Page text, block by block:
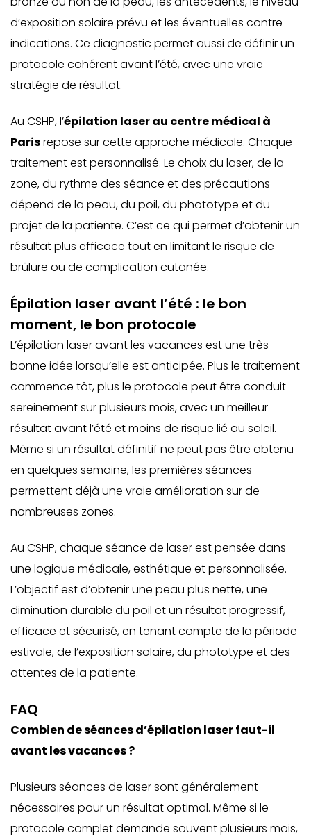
d’exposition solaire prévu et les éventuelles contre-
indications. Ce diagnostic permet aussi de définir un
protocole cohérent avant l’été, avec une vraie
stratégie de résultat.
Au CSHP, l’épilation laser au centre médical à
Parisrepose sur cette approche médicale. Chaque
traitement est personnalisé. Le choix du laser, de la
zone, du rythme des séance et des précautions
dépend de la peau, du poil, du phototype et du
projet de la patiente. C’est ce qui permet d’obtenir un
résultat plus efficace tout en limitant le risque de
brûlure ou de complication cutanée.
Épilation laser avant l’été : le bon
moment, le bon protocole
L’épilation laser avant les vacances est une très
bonne idée lorsqu’elle est anticipée. Plus le traitement
commence tôt, plus le protocole peut être conduit
sereinement sur plusieurs mois, avec un meilleur
résultat avant l’été et moins de risque lié au soleil.
Même si un résultat définitif ne peut pas être obtenu
en quelques semaine, les premières séances
permettent déjà une vraie amélioration sur de
nombreuses zones.
Au CSHP, chaque séance de laser est pensée dans
une logique médicale, esthétique et personnalisée.
L’objectif est d’obtenir une peau plus nette, une
diminution durable du poil et un résultat progressif,
efficace et sécurisé, en tenant compte de la période
estivale, de l’exposition solaire, du phototype et des
attentes de la patiente.
FAQ
Combien de séances d’épilation laser faut-il
avant les vacances ?
Plusieurs séances de laser sont généralement
nécessaires pour un résultat optimal. Même si le
protocole complet demande souvent plusieurs mois,